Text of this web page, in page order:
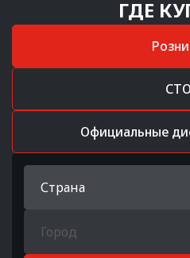
ГДЕ
СТО
Официальные
Страна
Город